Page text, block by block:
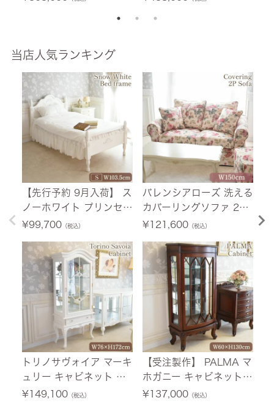
当店人気ランキング
【先行予約 9月入荷】 ス
ノーホワイト プリンセス
シングルベッド ホワイト
設置サービス付】
¥99,700（税込）
トリノサヴォイア マーキ
ュリー キャビネット ホ
ワイト 幅76cm 【送料無
¥149,100（税込）
バレンシアローズ 洗える
カバーリングソファ 2人
掛け(2P) 薔薇 幅150cm
ス付】
¥121,600（税込）
【受注製作】 PALMA マ
ホガニー キャビネット
幅60cm 【送料無料/設
¥137,000（税込）
¥